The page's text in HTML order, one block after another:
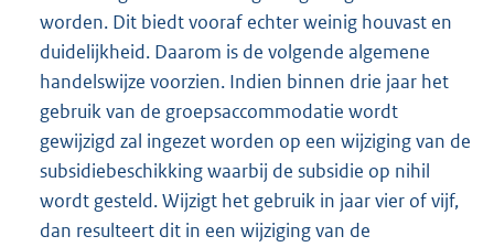
worden. Dit biedt vooraf echter weinig houvast en
duidelijkheid. Daarom is de volgende algemene
handelswijze voorzien. Indien binnen drie jaar het
gebruik van de groepsaccommodatie wordt
gewijzigd zal ingezet worden op een wijziging van de
subsidiebeschikking waarbij de subsidie op nihil
wordt gesteld. Wijzigt het gebruik in jaar vier of vijf,
dan resulteert dit in een wijziging van de